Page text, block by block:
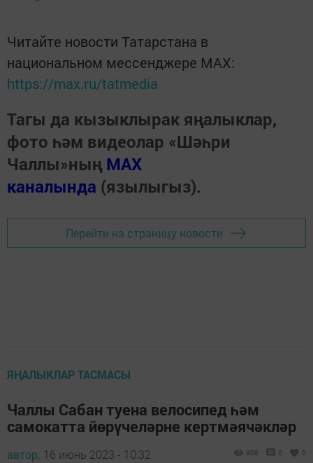
Читайте новости Татарстана в
национальном мессенджере MАХ:
https://max.ru/tatmedia
Тагы да кызыклырак яңалыклар,
фото һәм видеолар «Шәһри
Чаллы»ның MAX
каналында (язылыгыз).
Перейти на страницу новости
ЯҢАЛЫКЛАР ТАСМАСЫ
Чаллы Сабан туена велосипед һәм
самокатта йөрүчеләрне кертмәячәкләр
автор, 16 июнь 2023 - 10:32 906 0 0